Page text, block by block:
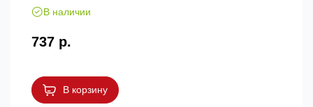
В наличии
737 р.
В корзину